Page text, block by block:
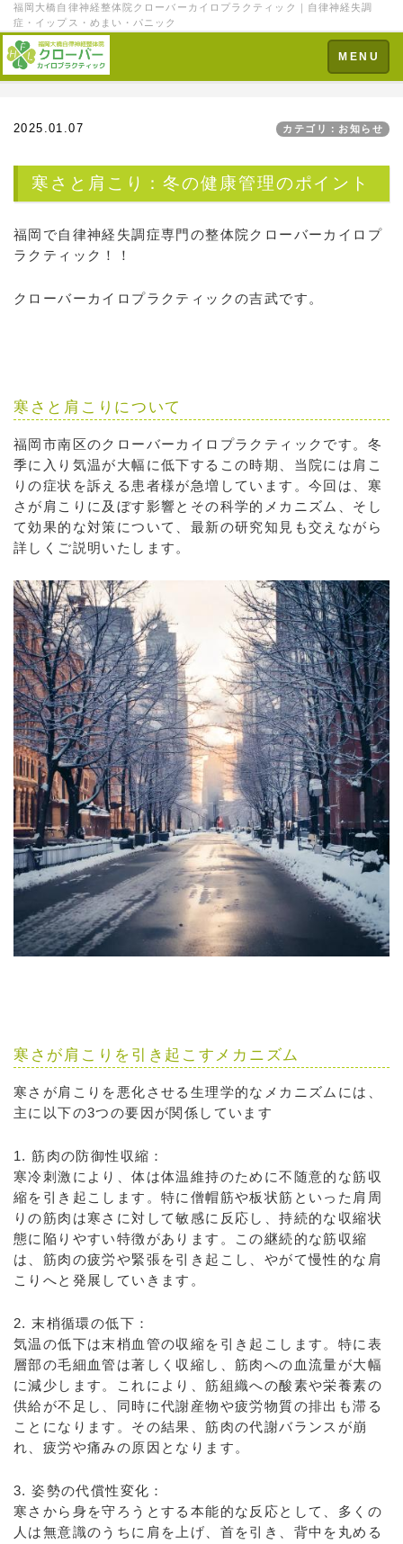
福岡大橋自律神経整体院クローバーカイロプラクティック｜自律神経失調
症・イップス・めまい・パニック
Toggle
navigation
MENU
2025.01.07 カテゴリ：お知らせ
寒さと肩こり：冬の健康管理のポイント
福岡で自律神経失調症専門の整体院クローバーカイロプ
ラクティック！！
クローバーカイロプラクティックの吉武です。
寒さと肩こりについて
福岡市南区のクローバーカイロプラクティックです。冬
季に入り気温が大幅に低下するこの時期、当院には肩こ
りの症状を訴える患者様が急増しています。今回は、寒
さが肩こりに及ぼす影響とその科学的メカニズム、そし
て効果的な対策について、最新の研究知見も交えながら
詳しくご説明いたします。
寒さが肩こりを引き起こすメカニズム
寒さが肩こりを悪化させる生理学的なメカニズムには、
主に以下の3つの要因が関係しています
1. 筋肉の防御性収縮：
寒冷刺激により、体は体温維持のために不随意的な筋収
縮を引き起こします。特に僧帽筋や板状筋といった肩周
りの筋肉は寒さに対して敏感に反応し、持続的な収縮状
態に陥りやすい特徴があります。この継続的な筋収縮
は、筋肉の疲労や緊張を引き起こし、やがて慢性的な肩
こりへと発展していきます。
2. 末梢循環の低下：
気温の低下は末梢血管の収縮を引き起こします。特に表
層部の毛細血管は著しく収縮し、筋肉への血流量が大幅
に減少します。これにより、筋組織への酸素や栄養素の
供給が不足し、同時に代謝産物や疲労物質の排出も滞る
ことになります。その結果、筋肉の代謝バランスが崩
れ、疲労や痛みの原因となります。
3. 姿勢の代償性変化：
寒さから身を守ろうとする本能的な反応として、多くの
人は無意識のうちに肩を上げ、首を引き、背中を丸める